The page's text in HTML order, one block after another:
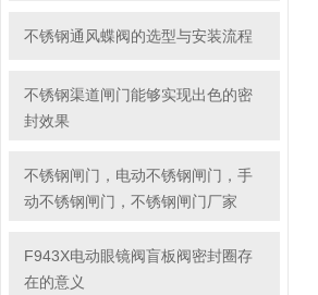
不锈钢通风蝶阀的选型与安装流程
不锈钢渠道闸门能够实现出色的密
封效果
不锈钢闸门，电动不锈钢闸门，手
动不锈钢闸门，不锈钢闸门厂家
F943X电动眼镜阀盲板阀密封圈存
在的意义